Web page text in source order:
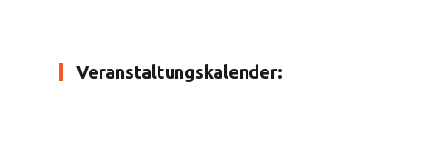
Veranstaltungskalender: